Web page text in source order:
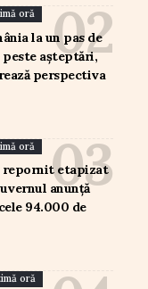
oră
la un pas de
peste așteptări,
perspectiva
oră
repornit etapizat
anunță
94.000 de
oră